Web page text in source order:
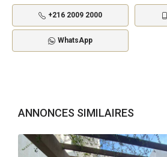
+216 2009 2000
WhatsApp
ANNONCES SIMILAIRES